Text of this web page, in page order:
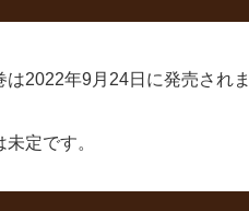
2022年9月24日に発売され
定です。